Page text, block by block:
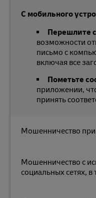
Мошенничество
Мошенничество с
социальных сетях,
С мобильного
Перешлите
возможности
письмо с
включая все
Пометьте
приложении,
принять